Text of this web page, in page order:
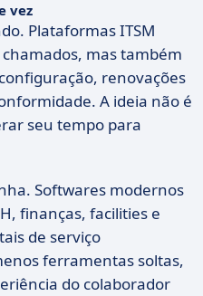
vez
Plataformas ITSM
mas também
renovações
A ideia não é
seu tempo para
Softwares modernos
finanças, facilities e
de serviço
ferramentas soltas,
do colaborador